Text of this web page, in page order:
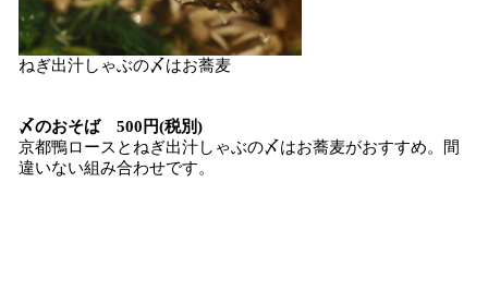
ねぎ出汁しゃぶの〆はお蕎麦
〆のおそば 500円(税別)
京都鴨ロースとねぎ出汁しゃぶの〆はお蕎麦がおすすめ。間
違いない組み合わせです。